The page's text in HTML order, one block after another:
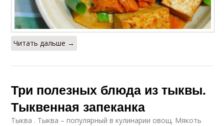
Читать дальше →
Три полезных блюда из тыквы.
Тыквенная запеканка
Тыква . Тыква – популярный в кулинарии овощ. Мякоть